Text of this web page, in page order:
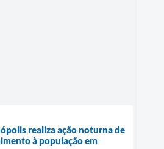
realiza ação noturna de
à população em